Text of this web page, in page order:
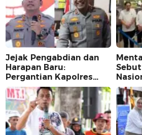
Jejak Pengabdian dan
Harapan Baru:
Pergantian Kapolres
Sidrap dalam Perspektif
Karier Dua Perwira